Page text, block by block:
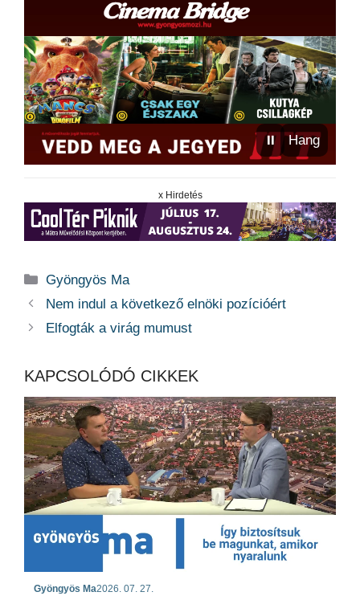
⏸ Hang
x Hirdetés
Kategória
Gyöngyös Ma
Nem indul a következő elnöki pozícióért
Elfogták a virág mumust
KAPCSOLÓDÓ CIKKEK
Gyöngyös Ma2026. 07. 27.